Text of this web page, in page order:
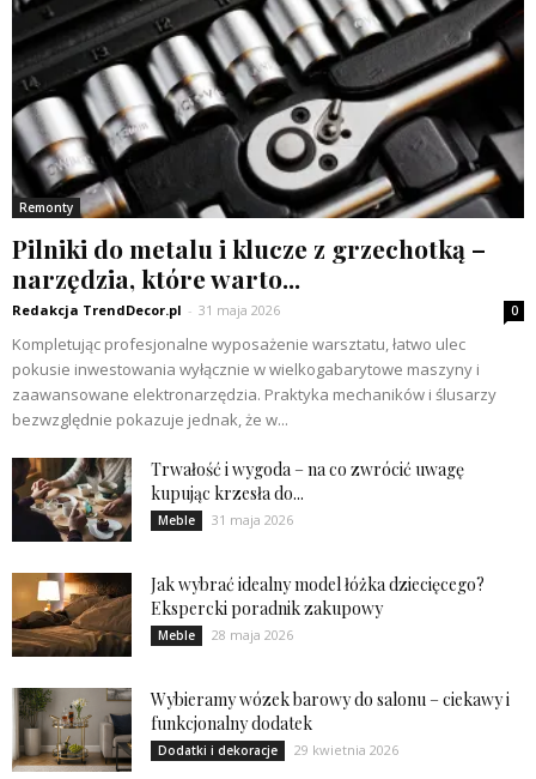
Remonty
Pilniki do metalu i klucze z grzechotką –
narzędzia, które warto...
Redakcja TrendDecor.pl - 31 maja 2026 0
Kompletując profesjonalne wyposażenie warsztatu, łatwo ulec
pokusie inwestowania wyłącznie w wielkogabarytowe maszyny i
zaawansowane elektronarzędzia. Praktyka mechaników i ślusarzy
bezwzględnie pokazuje jednak, że w...
Trwałość i wygoda – na co zwrócić uwagę
kupując krzesła do...
Meble 31 maja 2026
Jak wybrać idealny model łóżka dziecięcego?
Ekspercki poradnik zakupowy
Meble 28 maja 2026
Wybieramy wózek barowy do salonu – ciekawy i
funkcjonalny dodatek
Dodatki i dekoracje 29 kwietnia 2026